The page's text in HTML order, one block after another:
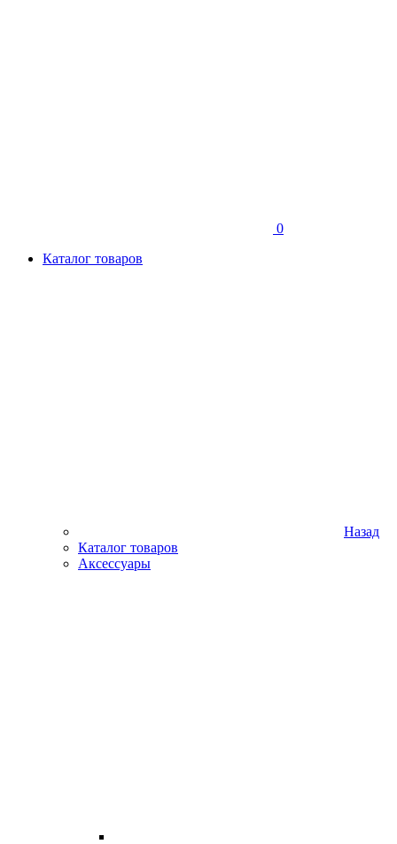
0
Каталог товаров
Назад
Каталог товаров
Аксессуары